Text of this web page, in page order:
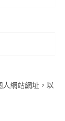
人網站網址，以